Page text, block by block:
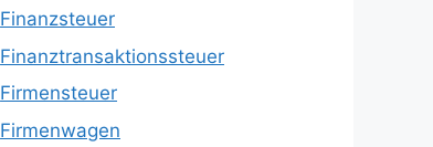
Finanzsteuer
Finanztransaktionssteuer
Firmensteuer
Firmenwagen